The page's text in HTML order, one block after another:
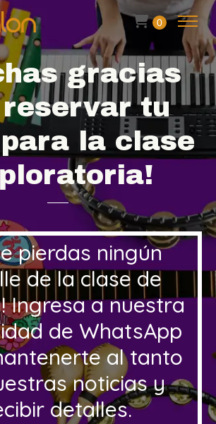
0
gracias
tu
la clase
pierdas ningún
de la clase de
Ingresa a nuestra
de WhatsApp
al tanto
noticias y
detalles.